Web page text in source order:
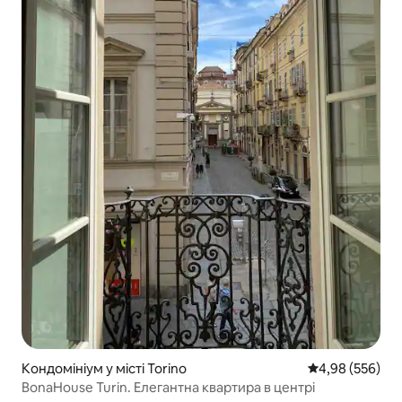
Кондомініум у місті Torino Середня
4,98 (556)
BonaHouse Turin. Елегантна квартира в центрі